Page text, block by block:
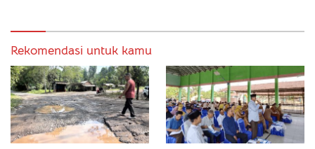
Rekomendasi untuk kamu